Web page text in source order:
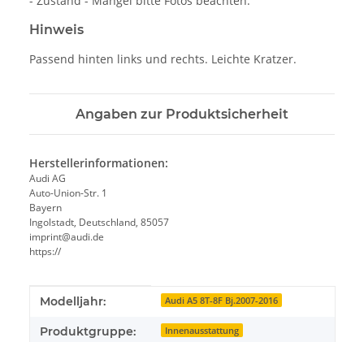
Hinweis
Passend hinten links und rechts. Leichte Kratzer.
Angaben zur Produktsicherheit
Herstellerinformationen:
Audi AG
Auto-Union-Str. 1
Bayern
Ingolstadt, Deutschland, 85057
imprint@audi.de
https://
Produkteigenschaft
Wert
Modelljahr: Audi A5 8T-8F Bj.2007-2016
Produktgruppe: Innenausstattung